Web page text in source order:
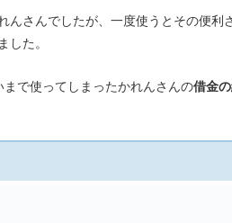
んさんでしたが、一度使うとその便
した。
で使ってしまったかれんさんの借金